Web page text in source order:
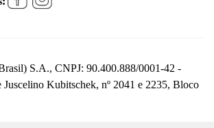
S.A., CNPJ: 90.400.888/0001-42 -
Juscelino Kubitschek, nº 2041 e 2235, Bloco